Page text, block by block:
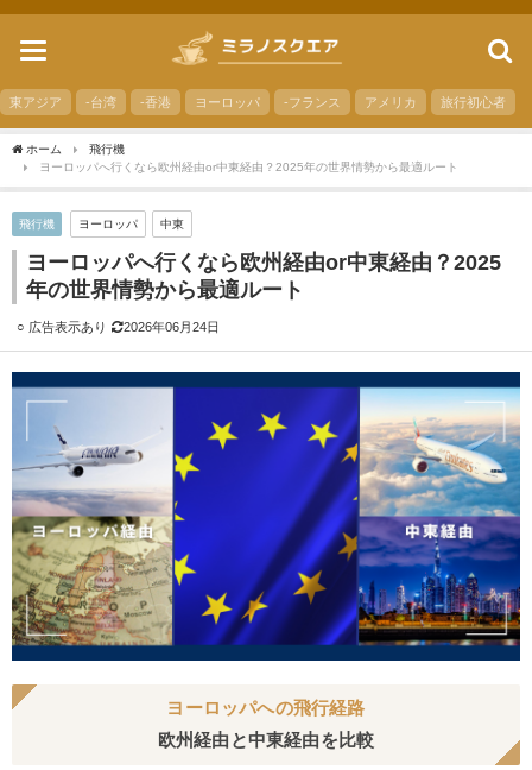
toggle
東アジア -台湾 -香港 ヨーロッパ -フランス アメリカ 旅行初心者
ホーム
飛行機
ヨーロッパへ行くなら欧州経由or中東経由？2025年の世界情勢から最適ルート
飛行機 ヨーロッパ 中東
ヨーロッパへ行くなら欧州経由or中東経由？2025
年の世界情勢から最適ルート
2026年06月24日
ヨーロッパへの飛行経路
欧州経由と中東経由を比較